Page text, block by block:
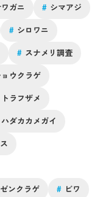
ガニ # シマアジ
# シロワニ
# スナメリ調査
ョウクラゲ
トラフザメ
ハダカカメガイ
ンクラゲ # ビワ